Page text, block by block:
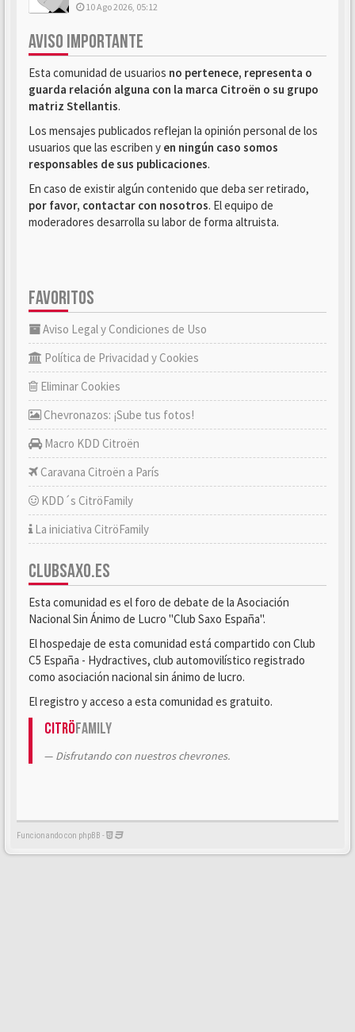
10 Ago 2026, 05:12
AVISO IMPORTANTE
Esta comunidad de usuarios no pertenece, representa o
guarda relación alguna con la marca Citroën o su grupo
matriz Stellantis.
Los mensajes publicados reflejan la opinión personal de los
usuarios que las escriben y en ningún caso somos
responsables de sus publicaciones.
En caso de existir algún contenido que deba ser retirado,
por favor, contactar con nosotros. El equipo de
moderadores desarrolla su labor de forma altruista.
FAVORITOS
Aviso Legal y Condiciones de Uso
Política de Privacidad y Cookies
Eliminar Cookies
Chevronazos: ¡Sube tus fotos!
Macro KDD Citroën
Caravana Citroën a París
KDD´s CitröFamily
La iniciativa CitröFamily
CLUBSAXO.ES
Esta comunidad es el foro de debate de la Asociación
Nacional Sin Ánimo de Lucro "Club Saxo España".
El hospedaje de esta comunidad está compartido con Club
C5 España - Hydractives, club automovilístico registrado
como asociación nacional sin ánimo de lucro.
El registro y acceso a esta comunidad es gratuito.
CitröFamily
Disfrutando con nuestros chevrones.
Funcionando con phpBB -